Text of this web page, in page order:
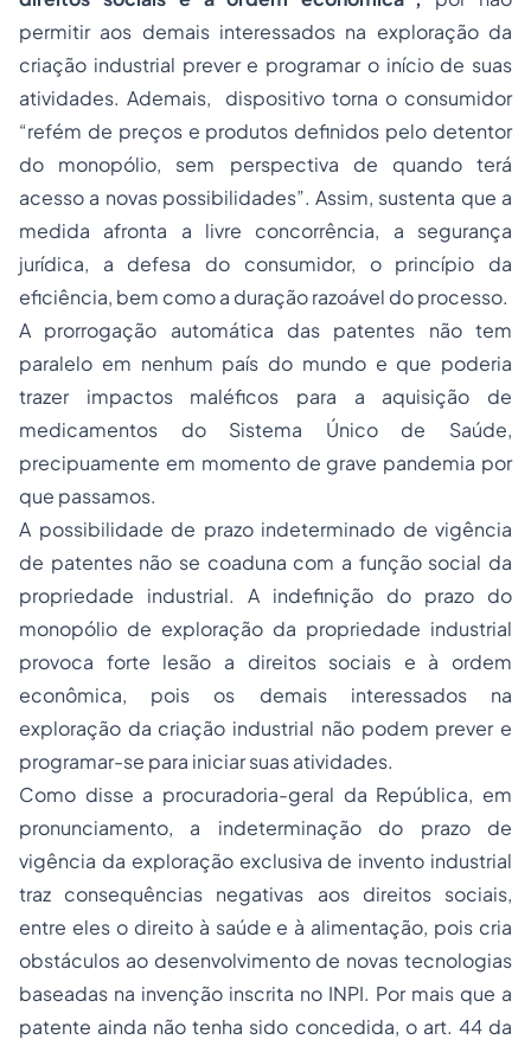
permitir aos demais interessados na exploração da
criação industrial prever e programar o início de suas
atividades. Ademais, dispositivo torna o consumidor
“refém de preços e produtos definidos pelo detentor
do monopólio, sem perspectiva de quando terá
acesso a novas possibilidades”. Assim, sustenta que a
medida afronta a livre concorrência, a segurança
jurídica, a defesa do consumidor, o princípio da
eficiência, bem como a duração razoável do processo.
A prorrogação automática das patentes não tem
paralelo em nenhum país do mundo e que poderia
trazer impactos maléficos para a aquisição de
medicamentos do Sistema Único de Saúde,
precipuamente em momento de grave pandemia por
que passamos.
A possibilidade de prazo indeterminado de vigência
de patentes não se coaduna com a função social da
propriedade industrial. A indefinição do prazo do
monopólio de exploração da propriedade industrial
provoca forte lesão a direitos sociais e à ordem
econômica, pois os demais interessados na
exploração da criação industrial não podem prever e
programar-se para iniciar suas atividades.
Como disse a procuradoria-geral da República, em
pronunciamento, a indeterminação do prazo de
vigência da exploração exclusiva de invento industrial
traz consequências negativas aos direitos sociais,
entre eles o direito à saúde e à alimentação, pois cria
obstáculos ao desenvolvimento de novas tecnologias
baseadas na invenção inscrita no INPI. Por mais que a
patente ainda não tenha sido concedida, o art. 44 da